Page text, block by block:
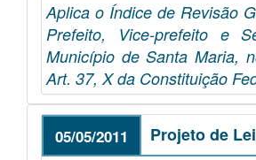
Aplica o Índice de Revisão
Prefeito, Vice-prefeito e
Município de Santa Maria,
Art. 37, X da Constituição
05/05/2011 Projeto de